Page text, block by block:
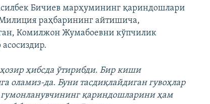
Бичиев марҳумининг қариндошлари
раҳбарининг айтишича,
Комилжон Жумабоевни кўпчилик
ҳибсда ўтирибди. Бир киши
оламиз-да. Буни тасдиқлайдиган гувоҳлар
қариндошларини ҳам